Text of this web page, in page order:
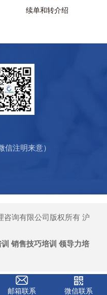
续单和转介绍
信注明来意）
咨询有限公司版权所有沪
销售技巧培训 领导力培
邮箱联系 微信联系